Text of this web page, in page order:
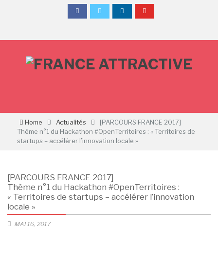
Home Actualités
[PARCOURS FRANCE 2017]
Thème n°1 du Hackathon #OpenTerritoires : « Territoires de
startups – accélérer l’innovation locale »
[PARCOURS FRANCE 2017]
Thème n°1 du Hackathon #OpenTerritoires :
« Territoires de startups – accélérer l’innovation
locale »
MAI 16, 2017